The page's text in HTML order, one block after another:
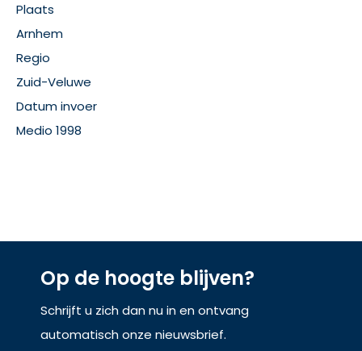
Plaats
Arnhem
Regio
Zuid-Veluwe
Datum invoer
Medio 1998
Op de hoogte blijven?
Schrijft u zich dan nu in en ontvang
automatisch onze nieuwsbrief.